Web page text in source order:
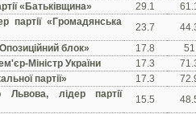
«Батьківщина»
29.1
партії «Громадянська
23.7
блок»
17.8
51
Міністр України
17.3
партії»
17.3
лідер партії
15.5